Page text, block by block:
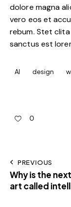
dolore magna
vero eos et
rebum. Stet
sanctus est
AI design
0
PREVIOUS
Why is the
art called